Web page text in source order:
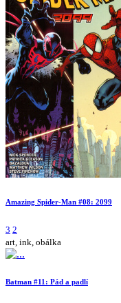
Amazing Spider-Man #08: 2099
3 2
art, ink, obálka
Batman #11: Pád a padlí